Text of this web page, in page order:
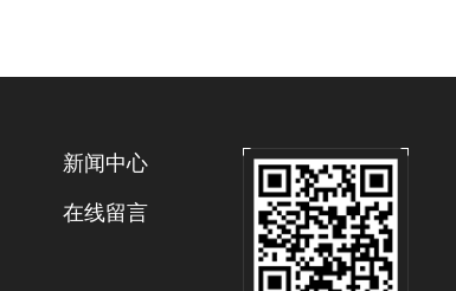
新闻中心
在线留言